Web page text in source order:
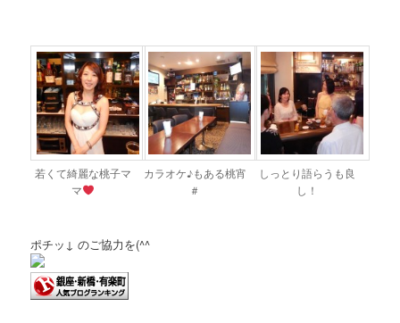
若くて綺麗な桃子マ
マ
カラオケ♪もある桃宵
＃
しっとり語らうも良
し！
ポチッ↓ のご協力を(^^ゞ